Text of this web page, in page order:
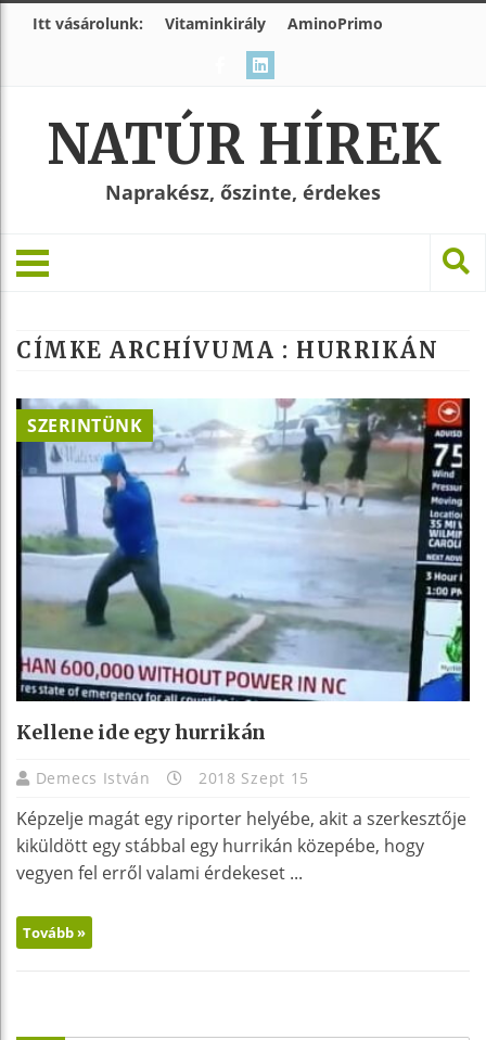
Itt vásárolunk: Vitaminkirály AminoPrimo
NATÚR HÍREK
Naprakész, őszinte, érdekes
CÍMKE ARCHÍVUMA : HURRIKÁN
SZERINTÜNK
Kellene ide egy hurrikán
Demecs István 2018 Szept 15
Képzelje magát egy riporter helyébe, akit a szerkesztője
kiküldött egy stábbal egy hurrikán közepébe, hogy
vegyen fel erről valami érdekeset ...
Tovább »